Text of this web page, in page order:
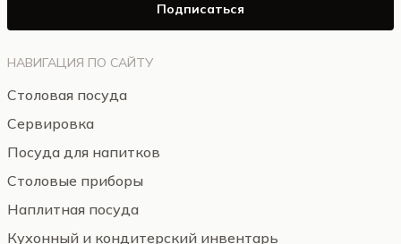
НАВИГАЦИЯ ПО САЙТУ
Столовая посуда
Сервировка
Посуда для напитков
Столовые приборы
Наплитная посуда
Кухонный и кондитерский инвентарь
Подписаться